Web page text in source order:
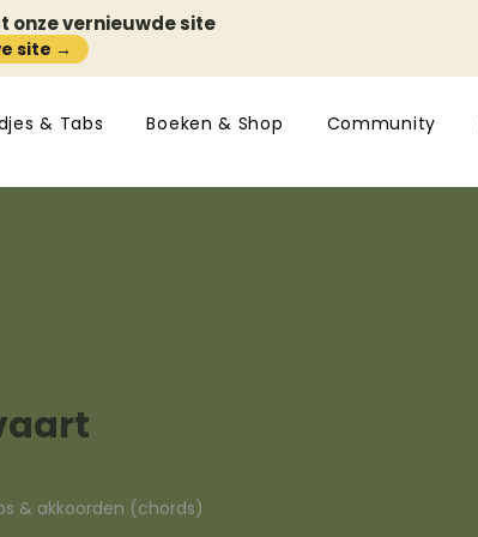
onze vernieuwde site
site →
& Tabs Boeken & Shop Community
& akkoorden (chords)